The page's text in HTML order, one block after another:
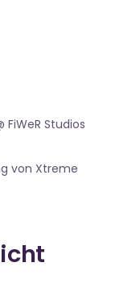
Studios
von Xtreme